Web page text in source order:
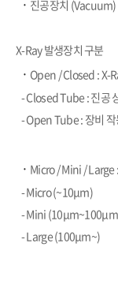
​· 진공장치 (Vacuum)
X-Ray 발생장치 구분
​·Open / Closed : X-
- Closed Tube : 진공
- Open Tube : 장비
​· Micro / Mini / Large
- Micro (~10μm)
-Mini
-Large (100μm~)